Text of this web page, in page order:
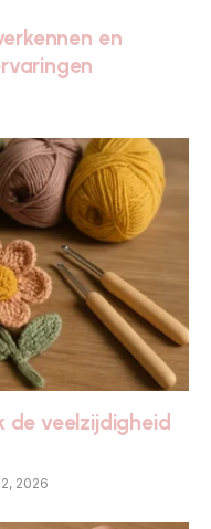
en
de veelzijdigheid
2026